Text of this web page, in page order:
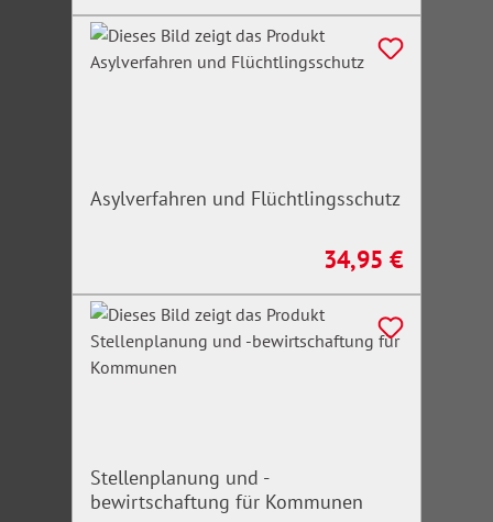
Asylverfahren und Flüchtlingsschutz
Regulärer Preis:
34,95 €
Stellenplanung und -
bewirtschaftung für Kommunen